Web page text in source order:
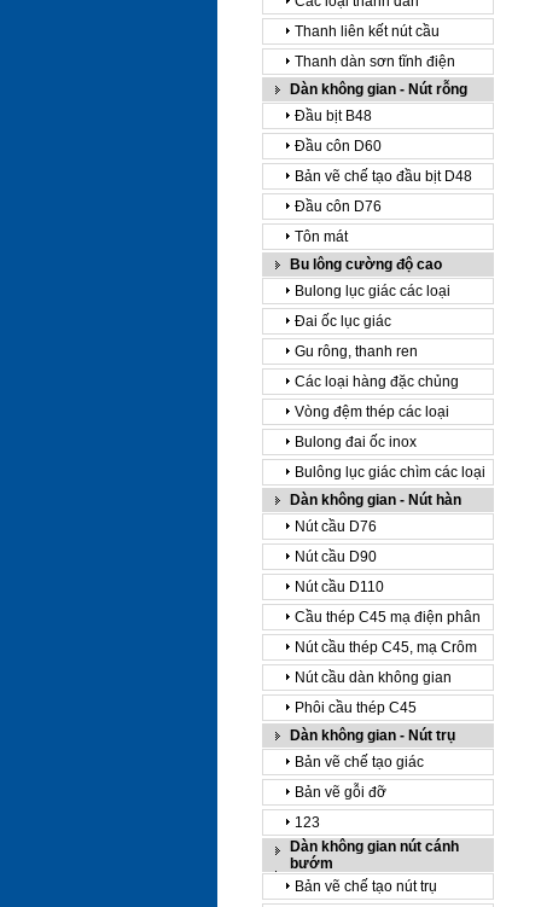
Thanh liên kết nút cầu
Thanh dàn sơn tĩnh điện
Dàn không gian - Nút rỗng
Đầu bịt B48
Đầu côn D60
Bản vẽ chế tạo đầu bịt D48
Đầu côn D76
Tôn mát
Bu lông cường độ cao
Bulong lục giác các loại
Đai ốc lục giác
Gu rông, thanh ren
Các loại hàng đặc chủng
Vòng đệm thép các loại
Bulong đai ốc inox
Bulông lục giác chìm các loại
Dàn không gian - Nút hàn
Nút cầu D76
Nút cầu D90
Nút cầu D110
Cầu thép C45 mạ điện phân
Nút cầu thép C45, mạ Crôm
Nút cầu dàn không gian
Phôi cầu thép C45
Dàn không gian - Nút trụ
Bản vẽ chế tạo giác
Bản vẽ gỗi đỡ
123
Dàn không gian nút cánh
bướm
Bản vẽ chế tạo nút trụ